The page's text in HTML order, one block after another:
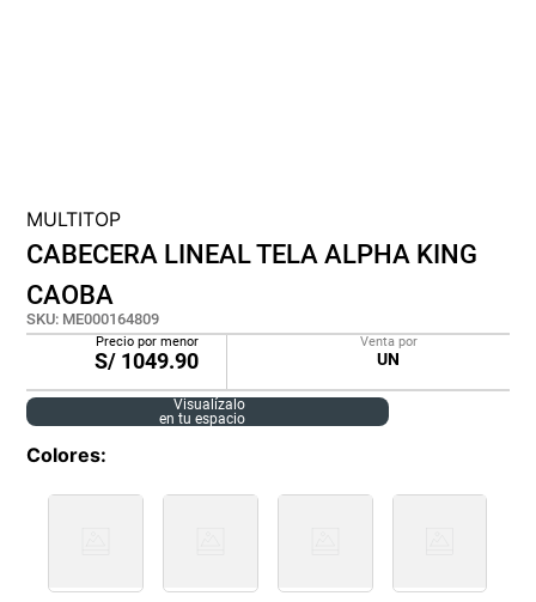
MULTITOP
CABECERA LINEAL TELA ALPHA KING
CAOBA
SKU: ME000164809
Precio por menor
S/ 1049.90
Venta por
UN
Visualízalo
en tu espacio
Colores